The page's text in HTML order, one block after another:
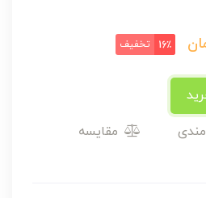
16٪ تخفیف
مقایسه